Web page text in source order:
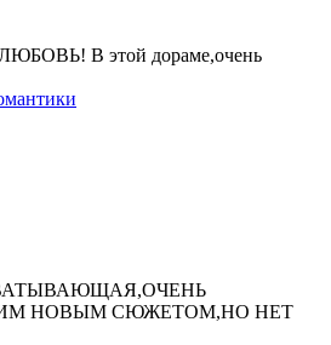
В этой дораме,очень
НОВЫМ СЮЖЕТОМ,НО НЕТ